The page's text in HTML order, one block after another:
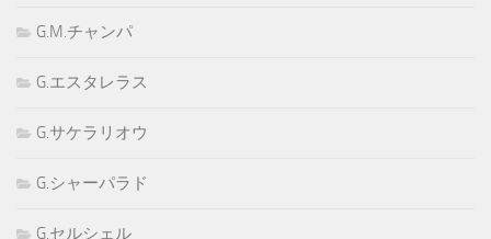
G.M.チャンパ
G.エスタレラス
G.サケラリオウ
G.シャーパラド
G.セルシェル